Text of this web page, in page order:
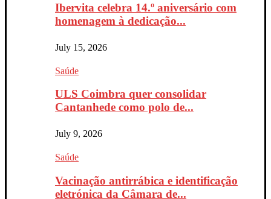
Ibervita celebra 14.º aniversário com
homenagem à dedicação...
July 15, 2026
Saúde
ULS Coimbra quer consolidar
Cantanhede como polo de...
July 9, 2026
Saúde
Vacinação antirrábica e identificação
eletrónica da Câmara de...